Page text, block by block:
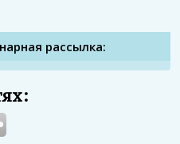
рассылка: